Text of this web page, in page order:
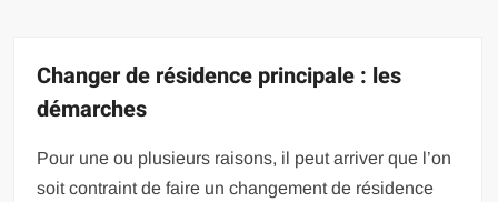
Changer de résidence principale : les
démarches
Pour une ou plusieurs raisons, il peut arriver que l’on
soit contraint de faire un changement de résidence